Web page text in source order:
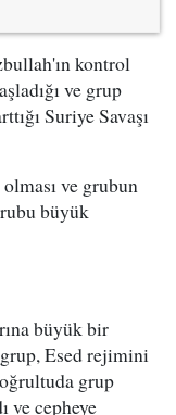
kontrol
ve grup
Suriye Savaşı
ve grubun
büyük
büyük bir
Esed rejimini
grup
ve cepheye